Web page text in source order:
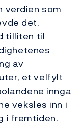
verdien som
det.
tilliten til
av
et velfylt
innga
veksles inn i
i fremtiden.